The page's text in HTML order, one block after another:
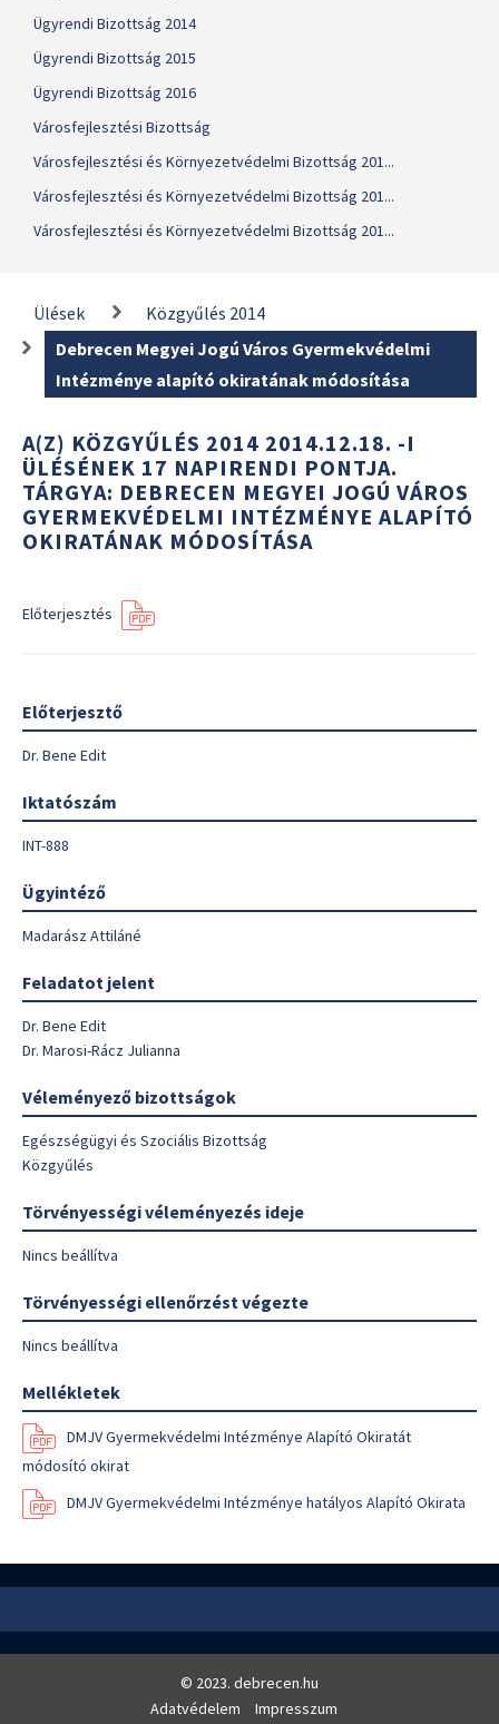
Ügyrendi Bizottság 2014
Ügyrendi Bizottság 2015
Ügyrendi Bizottság 2016
Városfejlesztési Bizottság
Városfejlesztési és Környezetvédelmi Bizottság 201...
Városfejlesztési és Környezetvédelmi Bizottság 201...
Városfejlesztési és Környezetvédelmi Bizottság 201...
Ülések
Közgyűlés 2014
Debrecen Megyei Jogú Város Gyermekvédelmi
Intézménye alapító okiratának módosítása
A(Z) KÖZGYŰLÉS 2014 2014.12.18. -I
ÜLÉSÉNEK 17 NAPIRENDI PONTJA.
TÁRGYA: DEBRECEN MEGYEI JOGÚ VÁROS
GYERMEKVÉDELMI INTÉZMÉNYE ALAPÍTÓ
OKIRATÁNAK MÓDOSÍTÁSA
Előterjesztés
Előterjesztő
Dr. Bene Edit
Iktatószám
INT-888
Ügyintéző
Madarász Attiláné
Feladatot jelent
Dr. Bene Edit
Dr. Marosi-Rácz Julianna
Véleményező bizottságok
Egészségügyi és Szociális Bizottság
Közgyűlés
Törvényességi véleményezés ideje
Nincs beállítva
Törvényességi ellenőrzést végezte
Nincs beállítva
Mellékletek
DMJV Gyermekvédelmi Intézménye Alapító Okiratát
módosító okirat
DMJV Gyermekvédelmi Intézménye hatályos Alapító Okirata
© 2023. debrecen.hu
Adatvédelem
Impresszum